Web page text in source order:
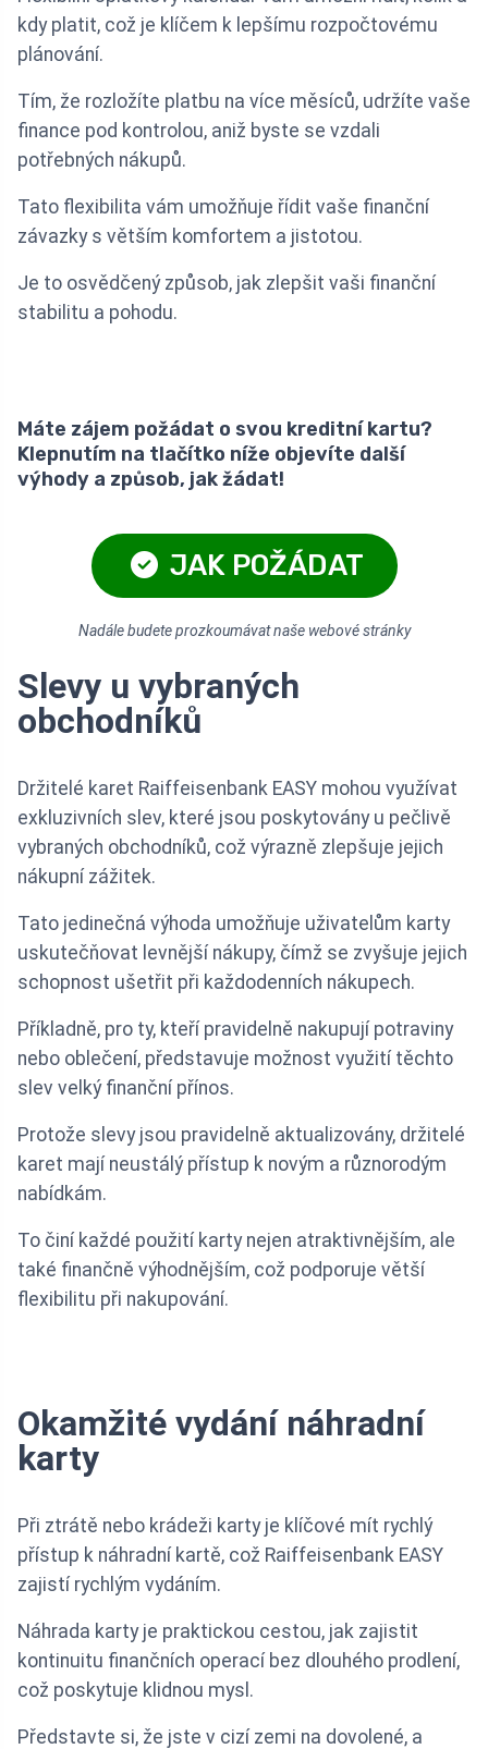
kdy platit, což je klíčem k lepšímu rozpočtovému
plánování.
Tím, že rozložíte platbu na více měsíců, udržíte vaše
finance pod kontrolou, aniž byste se vzdali
potřebných nákupů.
Tato flexibilita vám umožňuje řídit vaše finanční
závazky s větším komfortem a jistotou.
Je to osvědčený způsob, jak zlepšit vaši finanční
stabilitu a pohodu.
Máte zájem požádat o svou kreditní kartu?
Klepnutím na tlačítko níže objevíte další
výhody a způsob, jak žádat!
JAK POŽÁDAT
Nadále budete prozkoumávat naše webové stránky
Slevy u vybraných
obchodníků
Držitelé karet Raiffeisenbank EASY mohou využívat
exkluzivních slev, které jsou poskytovány u pečlivě
vybraných obchodníků, což výrazně zlepšuje jejich
nákupní zážitek.
Tato jedinečná výhoda umožňuje uživatelům karty
uskutečňovat levnější nákupy, čímž se zvyšuje jejich
schopnost ušetřit při každodenních nákupech.
Příkladně, pro ty, kteří pravidelně nakupují potraviny
nebo oblečení, představuje možnost využití těchto
slev velký finanční přínos.
Protože slevy jsou pravidelně aktualizovány, držitelé
karet mají neustálý přístup k novým a různorodým
nabídkám.
To činí každé použití karty nejen atraktivnějším, ale
také finančně výhodnějším, což podporuje větší
flexibilitu při nakupování.
Okamžité vydání náhradní
karty
Při ztrátě nebo krádeži karty je klíčové mít rychlý
přístup k náhradní kartě, což Raiffeisenbank EASY
zajistí rychlým vydáním.
Náhrada karty je praktickou cestou, jak zajistit
kontinuitu finančních operací bez dlouhého prodlení,
což poskytuje klidnou mysl.
Představte si, že jste v cizí zemi na dovolené, a